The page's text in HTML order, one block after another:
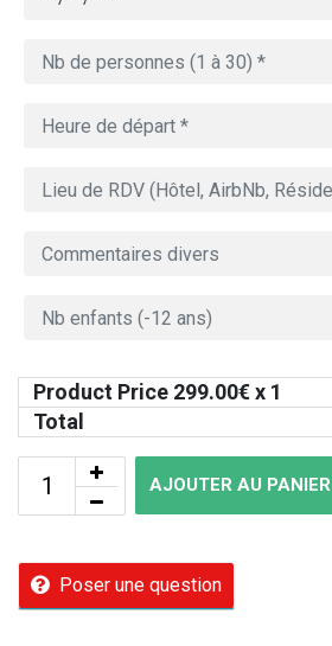
Product Price 299.00€ x 1
Total
AJOUTER AU PANIER
Poser une question